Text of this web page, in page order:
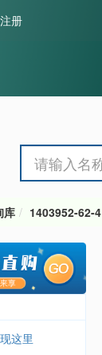
注册
库 1403952-62-4
这里